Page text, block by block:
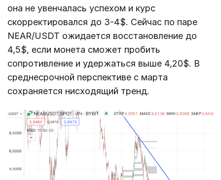
она не увенчалась успехом и курс
скорректировался до 3-4$. Cейчас по паре
NEAR/USDT ожидается восстановление до
4,5$, если монета сможет пробить
сопротивление и удержаться выше 4,20$. В
среднесрочной перспективе с марта
сохраняется нисходящий тренд.